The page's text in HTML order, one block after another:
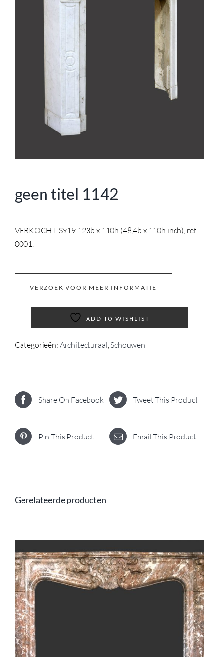
geen titel 1142
VERKOCHT. S919 123b x 110h (48,4b x 110h inch), ref.
0001.
VERZOEK VOOR MEER INFORMATIE
ADD TO WISHLIST
Categorieën: Architecturaal, Schouwen
Share On Facebook Tweet This Product
Pin This Product Email This Product
Gerelateerde producten